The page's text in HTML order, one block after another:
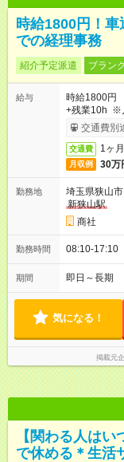
時給1800円！
での経理事務
紹介予定派遣 ブラン
給与
時給1800円
+残業10h ※
交通費別
交通費 1ヶ
月収例 30万
勤務地
埼玉県狭山市
新狭山駅
商社
勤務時間 08:10-17:10
期間 即日～長期
気になる！
掲載元
【関わる人は
で休める＊生活